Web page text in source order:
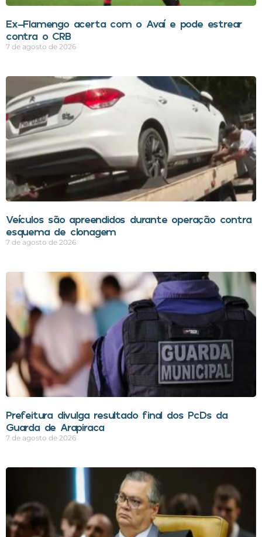
Ex-Flamengo acerta com o Avaí e pode estrear
contra o CRB
7 de agosto de 2026
Veículos são apreendidos durante operação contra
esquema de clonagem
7 de agosto de 2026
Prefeitura divulga resultado final dos PcDs da
Guarda de Arapiraca
7 de agosto de 2026